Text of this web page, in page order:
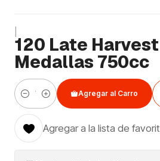
120 Late
Medallas 750cc
Cantidad
Agregar al Carro
Agregar a la lista de